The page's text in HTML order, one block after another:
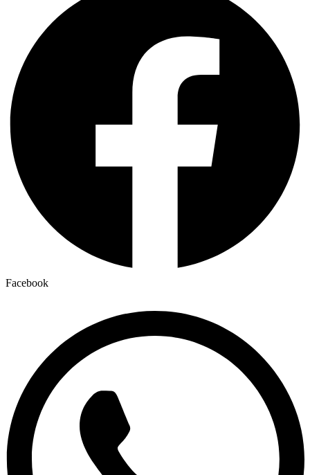
Facebook